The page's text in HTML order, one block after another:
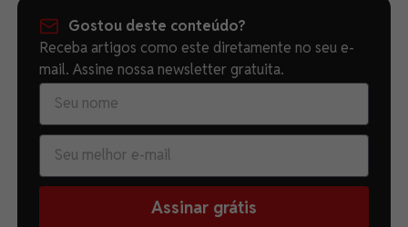
Gostou deste conteúdo?
Receba artigos como este diretamente no seu e-
mail. Assine nossa newsletter gratuita.
Assinar grátis